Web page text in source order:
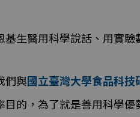
基生醫用科學說話、用實驗
們與國立臺灣大學食品科技
目的，為了就是善用科學優